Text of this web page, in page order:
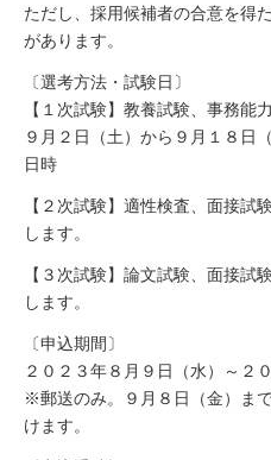
ただし、採用候補者の合意を得
があります。
〔選考方法・試験日〕
【１次試験】教養試験、事務能
９月２日（土）から９月１８日
日時
【２次試験】適性検査、面接
します。
【３次試験】論文試験、面接
します。
〔申込期間〕
２０２３年８月９日（水）～２
※郵送のみ。９月８日（金）ま
けます。